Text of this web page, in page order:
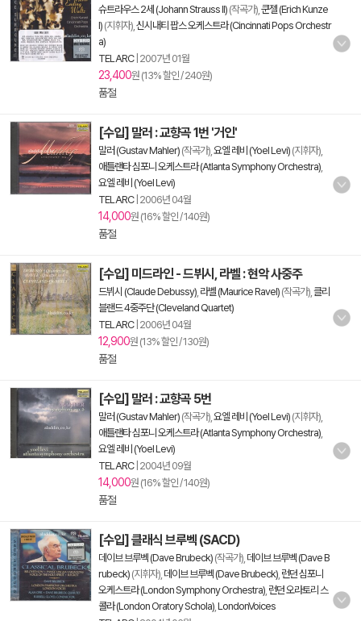
슈트라우스 2세 (Johann Strauss II) (작곡가), 쿤젤 (Erich Kunze
l) (지휘자), 신시내티 팝스 오케스트라 (Cincinnati Pops Orchestr
a)
TELARC| 2007년 01월
23,400원 (13% 할인 / 240원)
품절
[수입] 말러 : 교향곡 1번 '거인'
말러 (Gustav Mahler) (작곡가), 요엘 레비 (Yoel Levi) (지휘자),
애틀랜타 심포니 오케스트라 (Atlanta Symphony Orchestra)
요엘 레비 (Yoel Levi)
TELARC| 2006년 04월
14,000원 (16% 할인 / 140원)
품절
[수입] 미드라인 - 드뷔시, 라벨 : 현악 사중주
드뷔시 (Claude Debussy) 라벨 (Maurice Ravel) (작곡가), 클리
블랜드 4중주단 (Cleveland Quartet)
TELARC| 2006년 04월
12,900원 (13% 할인 / 130원)
품절
[수입] 말러 : 교향곡 5번
말러 (Gustav Mahler) (작곡가), 요엘 레비 (Yoel Levi) (지휘자),
애틀랜타 심포니 오케스트라 (Atlanta Symphony Orchestra)
요엘 레비 (Yoel Levi)
TELARC| 2004년 09월
14,000원 (16% 할인 / 140원)
품절
[수입] 클래식 브루벡 (SACD)
데이브 브루벡 (Dave Brubeck) (작곡가), 데이브 브루벡 (Dave B
rubeck) (지휘자), 데이브 브루벡 (Dave Brubeck) 런던 심포니
오케스트라 (London Symphony Orchestra) 런던 오라토리 스
콜라 (London Oratory Schola) LondonVoices